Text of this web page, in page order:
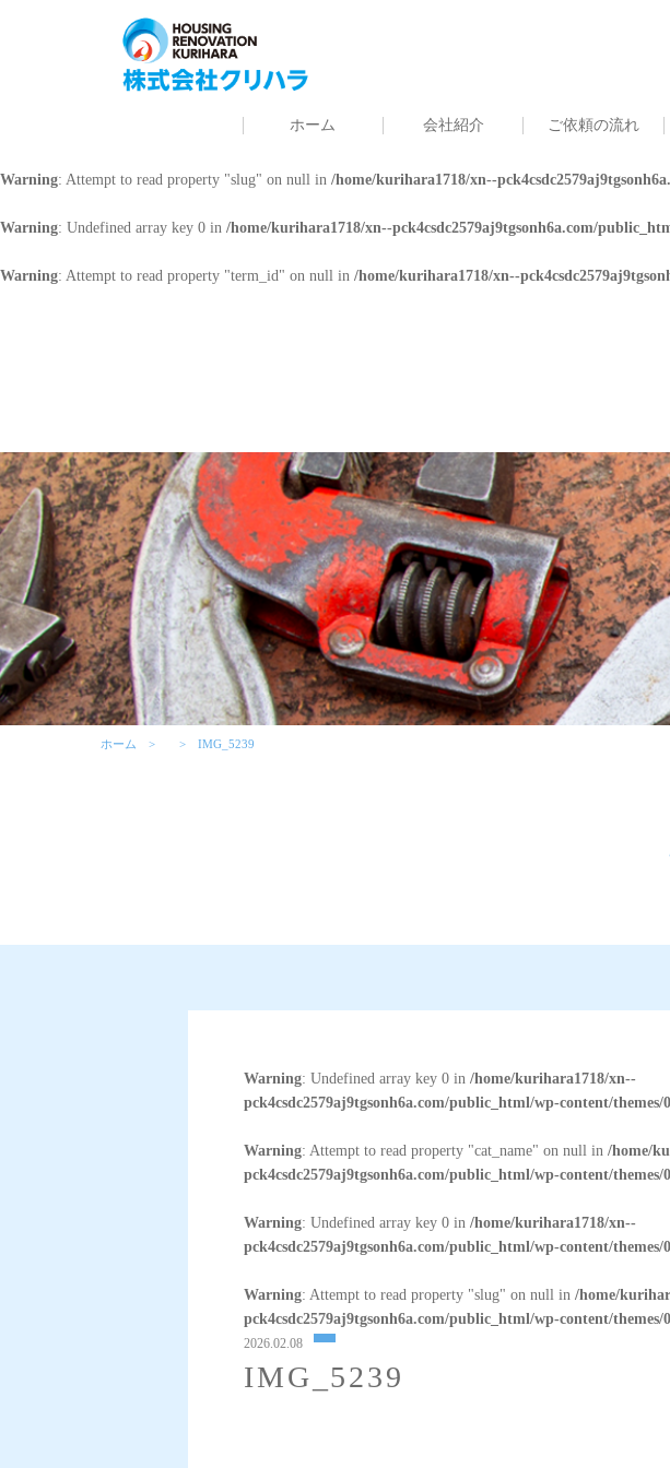
ホーム 会社紹介 ご依頼の流れ
: Undefined array key 0 in/home/kurihara1718/xn--pck4csdc2579aj9tgsonh6a.com/
: Attempt to read property "cat_name" on null in /home/kurihara1718/xn--
/home/kurihara1718/xn--pck4csdc2579aj9tgsonh6a.com/
Warning: Attempt to read property "slug" on null in /home/kurihara1718/xn--
Warning: Undefined array key 0 in /home/kurihara1718/xn--pck4csdc2579aj9tgsonh6a.com/
Warning: Attempt to read property "term_id" on null in /home/kurihara1718/xn--
ホーム IMG_5239
Warning: Undefined array key 0 in/home/kurihara1718/xn--
pck4csdc2579aj9tgsonh6a.com/public_html/wp-content/themes/
Warning: Attempt to read property "cat_name" on null in/home/
pck4csdc2579aj9tgsonh6a.com/public_html/wp-content/themes/
Warning: Undefined array key 0 in/home/kurihara1718/xn--
pck4csdc2579aj9tgsonh6a.com/public_html/wp-content/themes/
Warning: Attempt to read property "slug" on null in/home/
pck4csdc2579aj9tgsonh6a.com/public_html/wp-content/themes/
2026.02.08
IMG_5239